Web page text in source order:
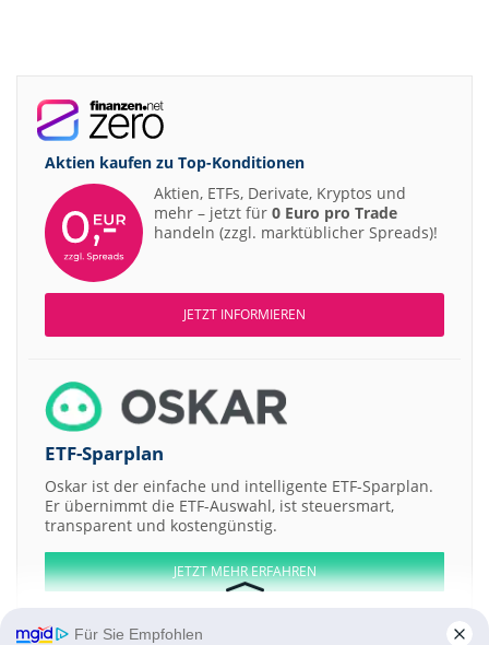
Aktien kaufen zu Top-Konditionen
Aktien, ETFs, Derivate, Kryptos und
mehr – jetzt für 0 Euro pro Trade
handeln (zzgl. marktüblicher Spreads)!
JETZT INFORMIEREN
ETF-Sparplan
Oskar ist der einfache und intelligente ETF-Sparplan.
Er übernimmt die ETF-Auswahl, ist steuersmart,
transparent und kostengünstig.
JETZT MEHR ERFAHREN
Für Sie Empfohlen